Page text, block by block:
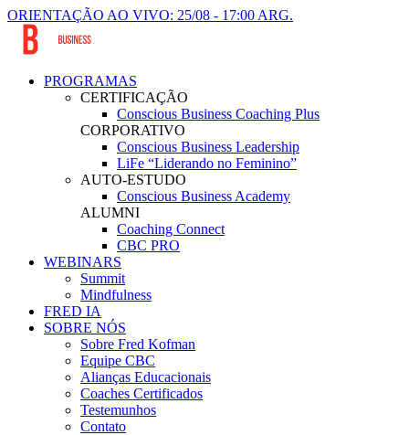
ORIENTAÇÃO AO VIVO: 25/08 - 17:00 ARG.
PROGRAMAS
CERTIFICAÇÃO
Conscious Business Coaching Plus
CORPORATIVO
Conscious Business Leadership
LiFe “Liderando no Feminino”
AUTO-ESTUDO
Conscious Business Academy
ALUMNI
Coaching Connect
CBC PRO
WEBINARS
Summit
Mindfulness
FRED IA
SOBRE NÓS
Sobre Fred Kofman
Equipe CBC
Alianças Educacionais
Coaches Certificados
Testemunhos
Contato